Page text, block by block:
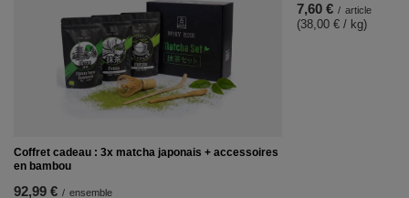
Coffret cadeau : 3x matcha japonais + accessoires
en bambou
92,99 € / ensemble
7,60 € / article
(38,00 € / kg)